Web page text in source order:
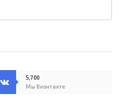
5,700
Мы Вконтакте